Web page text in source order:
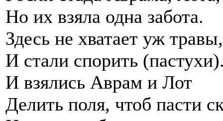
Но их взяла одна забота.
Здесь не хватает уж травы,
И стали спорить
И взялись Аврам и Лот
Делить поля, чтоб пасти